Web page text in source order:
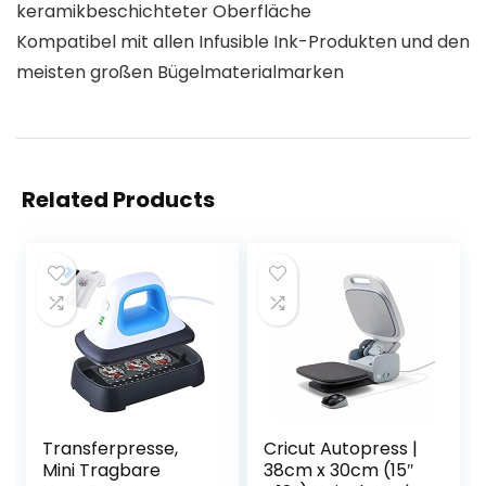
keramikbeschichteter Oberfläche
Kompatibel mit allen Infusible Ink-Produkten und den
meisten großen Bügelmaterialmarken
Related Products
Transferpresse,
Mini Tragbare
Cricut Autopress |
38cm x 30cm (15″